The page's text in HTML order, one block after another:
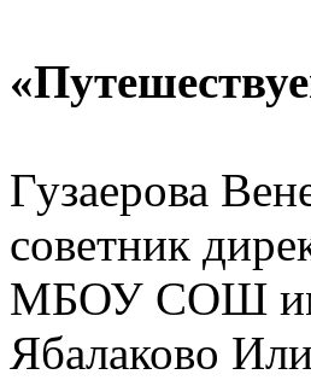
Гузаерова
советник
МБОУ СОШ
Ябалаково